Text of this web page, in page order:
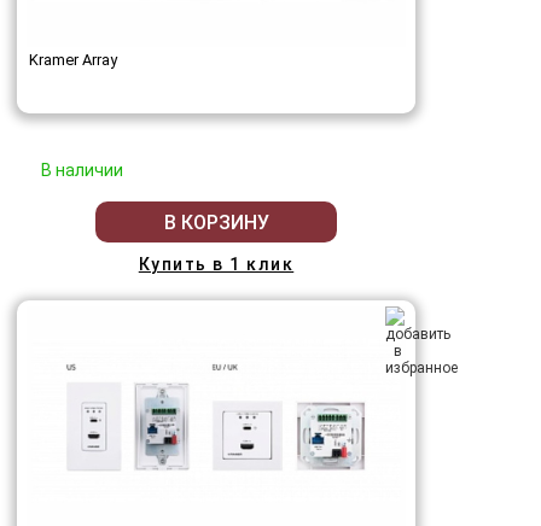
Kramer Array
В наличии
В КОРЗИНУ
Купить в 1 клик